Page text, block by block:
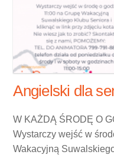
Angielski dla
W KAŻDĄ ŚRODĘ O
Wystarczy wejść w
Wakacyjną